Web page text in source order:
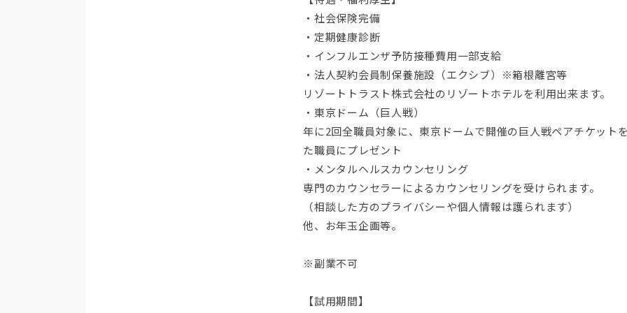
・社会保険完備
・定期健康診断
・インフルエンザ予防接種費用一部支給
・法人契約会員制保養施設（エクシブ）※箱根離宮等
リゾートトラスト株式会社のリゾートホテルを利用出来ます。
・東京ドーム（巨人戦）
年に2回全職員対象に、東京ドームで開催の巨人戦ペアチケット
た職員にプレゼント
・メンタルヘルスカウンセリング
専門のカウンセラーによるカウンセリングを受けられます。
（相談した方のプライバシーや個人情報は護られます）
他、お年玉企画等。
※副業不可
【試用期間】